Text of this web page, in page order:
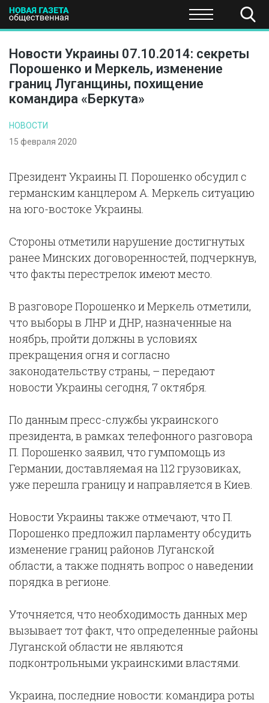
ПОЛИТИКА ЭКОНОМИКА НАУКА И
Новости Украины 07.10.2014: секреты
Порошенко и Меркель, изменение
границ Луганщины, похищение
командира «Беркута»
НОВОСТИ
15 февраля 2020
Президент Украины П. Порошенко обсудил с
германским канцлером А. Меркель ситуацию
на юго-востоке Украины.
Стороны отметили нарушение достигнутых
ранее Минских договоренностей, подчеркнув,
что факты перестрелок имеют место.
В разговоре Порошенко и Меркель отметили,
что выборы в ЛНР и ДНР, назначенные на
ноябрь, пройти должны в условиях
прекращения огня и согласно
законодательству страны, – передают
новости Украины сегодня, 7 октября.
По данным пресс-службы украинского
президента, в рамках телефонного разговора
П. Порошенко заявил, что гумпомощь из
Германии, доставляемая на 112 грузовиках,
уже перешла границу и направляется в Киев.
Новости Украины также отмечают, что П.
Порошенко предложил парламенту обсудить
изменение границ районов Луганской
области, а также поднять вопрос о наведении
порядка в регионе.
Уточняется, что необходимость данных мер
вызывает тот факт, что определенные районы
Луганской области не являются
подконтрольными украинскими властями.
Украина, последние новости: командира роты